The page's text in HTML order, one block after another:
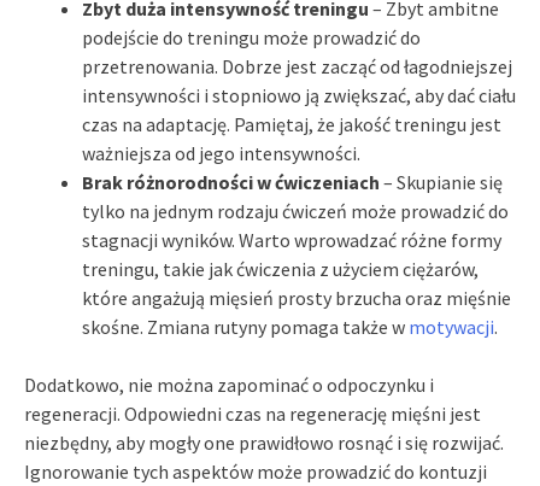
Zbyt duża intensywność treningu – Zbyt ambitne
podejście do treningu może prowadzić do
przetrenowania. Dobrze jest zacząć od łagodniejszej
intensywności i stopniowo ją zwiększać, aby dać ciału
czas na adaptację. Pamiętaj, że jakość treningu jest
ważniejsza od jego intensywności.
Brak różnorodności w ćwiczeniach – Skupianie się
tylko na jednym rodzaju ćwiczeń może prowadzić do
stagnacji wyników. Warto wprowadzać różne formy
treningu, takie jak ćwiczenia z użyciem ciężarów,
które angażują mięsień prosty brzucha oraz mięśnie
skośne. Zmiana rutyny pomaga także w motywacji.
Dodatkowo, nie można zapominać o odpoczynku i
regeneracji. Odpowiedni czas na regenerację mięśni jest
niezbędny, aby mogły one prawidłowo rosnąć i się rozwijać.
Ignorowanie tych aspektów może prowadzić do kontuzji